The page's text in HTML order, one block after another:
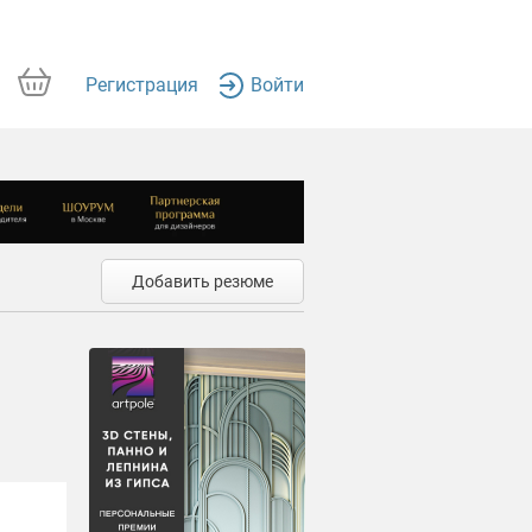
Регистрация Войти
Добавить резюме